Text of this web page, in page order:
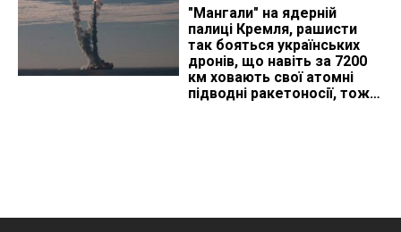
"Мангали" на ядерній
палиці Кремля, рашисти
так бояться українських
дронів, що навіть за 7200
км ховають свої атомні
підводні ракетоносії, тож